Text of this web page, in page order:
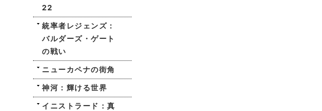
22
統率者レジェンズ：
バルダーズ・ゲート
の戦い
ニューカペナの街角
神河：輝ける世界
イニストラード：真